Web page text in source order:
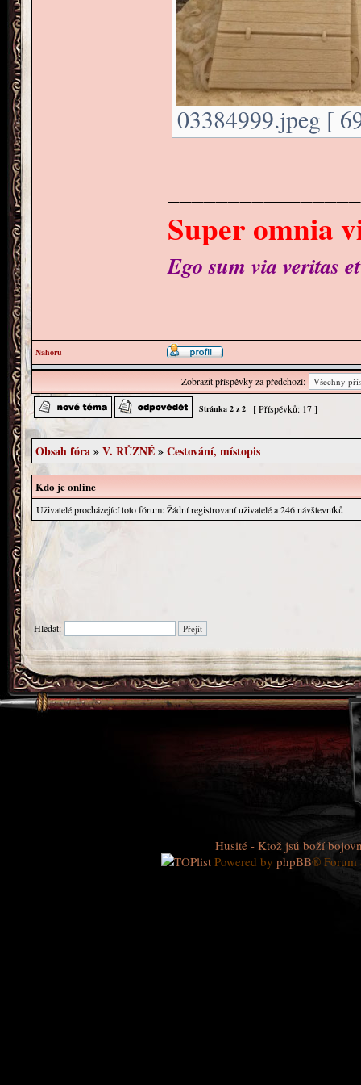
03384999.jpeg [
Super omnia
Ego sum via veritas
Nahoru
Zobrazit příspěvky za předchozí:
Stránka 2 z2 [ Příspěvků: 17 ]
Obsah fóra»V. RŮZNÉ»Cestování, místopis
Kdo je online
Uživatelé procházející toto fórum: Žádní registrovaní uživatelé a 246 návštevníků
Hledat:
Husité - Ktož jsú boží
Powered by phpBB® Forum